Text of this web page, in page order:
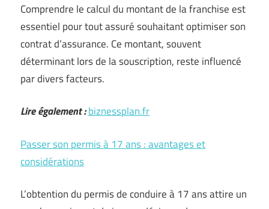
Comprendre le calcul du montant de la franchise est
essentiel pour tout assuré souhaitant optimiser son
contrat d’assurance. Ce montant, souvent
déterminant lors de la souscription, reste influencé
par divers facteurs.
Lire également :biznessplan.fr
Passer son permis à 17 ans : avantages et
considérations
L’obtention du permis de conduire à 17 ans attire un